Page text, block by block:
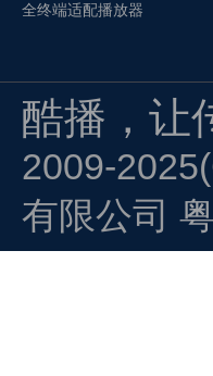
全终端适配播放器
酷播，让
2009-
有限公司